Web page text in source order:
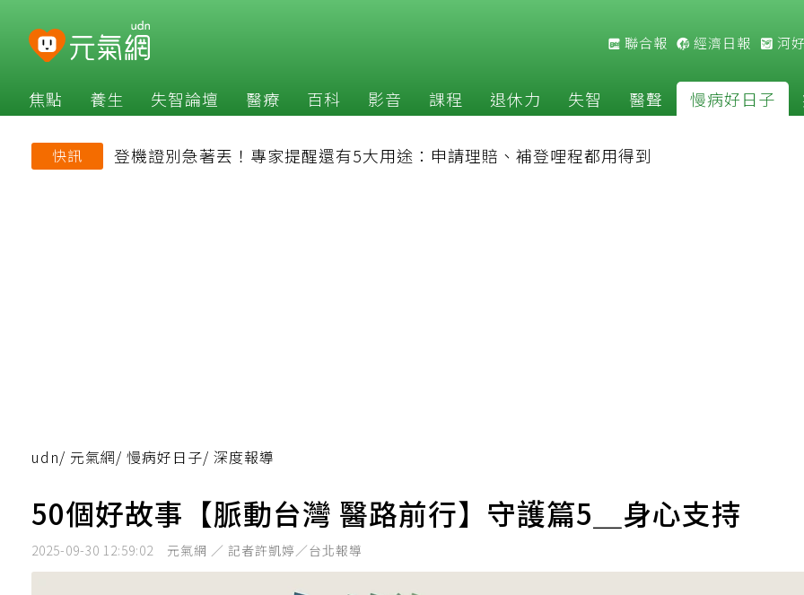
聯合報 經濟日報 河
焦點 養生 失智論壇 醫療 百科 影音 課程 退休力 失智 醫聲 慢病好日子
快訊 登機證別急著丟！專家提醒還有5大用途：申請理賠、補登哩程都用得到
udn/ 元氣網/ 慢病好日子/ 深度報導
50個好故事【脈動台灣 醫路前行】守護篇5＿身心支持
2025-09-30 12:59:02 元氣網 ／ 記者許凱婷／台北報導